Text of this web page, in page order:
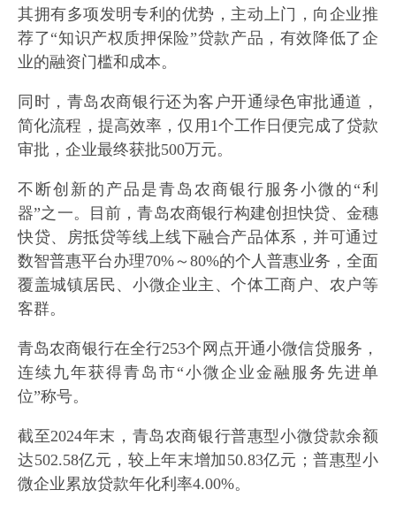
其拥有多项发明专利的优势，主动上门，向企业推
荐了“知识产权质押保险”贷款产品，有效降低了企
业的融资门槛和成本。
同时，青岛农商银行还为客户开通绿色审批通道，
简化流程，提高效率，仅用1个工作日便完成了贷款
审批，企业最终获批500万元。
不断创新的产品是青岛农商银行服务小微的“利
器”之一。目前，青岛农商银行构建创担快贷、金穗
快贷、房抵贷等线上线下融合产品体系，并可通过
数智普惠平台办理70%～80%的个人普惠业务，全面
覆盖城镇居民、小微企业主、个体工商户、农户等
客群。
青岛农商银行在全行253个网点开通小微信贷服务，
连续九年获得青岛市“小微企业金融服务先进单
位”称号。
截至2024年末，青岛农商银行普惠型小微贷款余额
达502.58亿元，较上年末增加50.83亿元；普惠型小
微企业累放贷款年化利率4.00%。